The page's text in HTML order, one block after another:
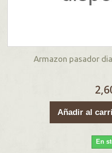
Armazon pasador
Añadir al
En